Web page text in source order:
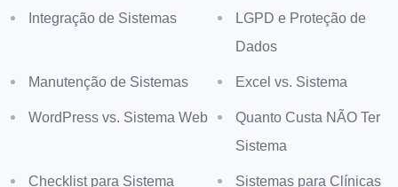
Integração de Sistemas
LGPD e Proteção de
Dados
Manutenção de Sistemas Excel vs. Sistema
WordPress vs. Sistema Web
Quanto Custa NÃO Ter
Sistema
Checklist para Sistema Sistemas para Clínicas